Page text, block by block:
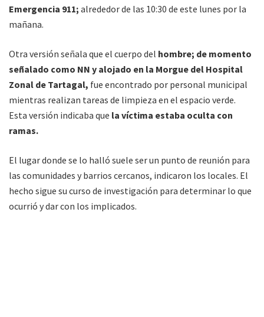
Emergencia 911; alrededor de las 10:30 de este lunes por la
mañana.
Otra versión señala que el cuerpo del hombre; de momento
señalado como NN y alojado en la Morgue del Hospital
Zonal de Tartagal, fue encontrado por personal municipal
mientras realizan tareas de limpieza en el espacio verde.
Esta versión indicaba que la víctima estaba oculta con
ramas.
El lugar donde se lo halló suele ser un punto de reunión para
las comunidades y barrios cercanos, indicaron los locales. El
hecho sigue su curso de investigación para determinar lo que
ocurrió y dar con los implicados.